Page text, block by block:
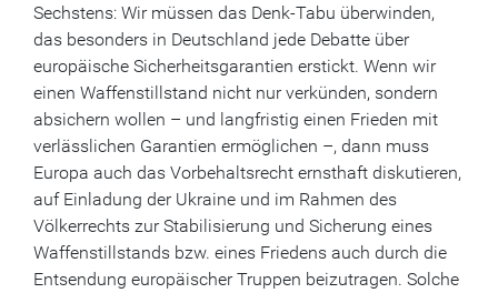
Sechstens: Wir müssen das Denk-Tabu überwinden,
das besonders in Deutschland jede Debatte über
europäische Sicherheitsgarantien erstickt. Wenn wir
einen Waffenstillstand nicht nur verkünden, sondern
absichern wollen – und langfristig einen Frieden mit
verlässlichen Garantien ermöglichen –, dann muss
Europa auch das Vorbehaltsrecht ernsthaft diskutieren,
auf Einladung der Ukraine und im Rahmen des
Völkerrechts zur Stabilisierung und Sicherung eines
Waffenstillstands bzw. eines Friedens auch durch die
Entsendung europäischer Truppen beizutragen. Solche